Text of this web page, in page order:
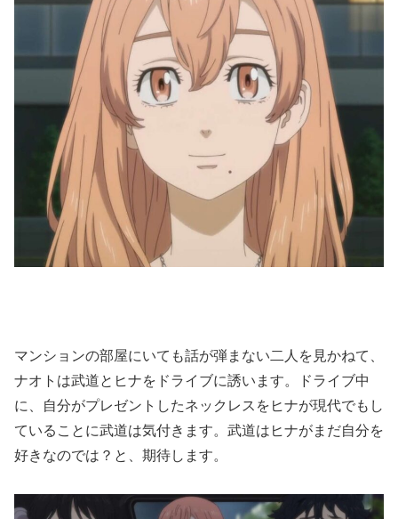
マンションの部屋にいても話が弾まない二人を見かねて、
ナオトは武道とヒナをドライブに誘います。ドライブ中
に、自分がプレゼントしたネックレスをヒナが現代でもし
ていることに武道は気付きます。武道はヒナがまだ自分を
好きなのでは？と、期待します。